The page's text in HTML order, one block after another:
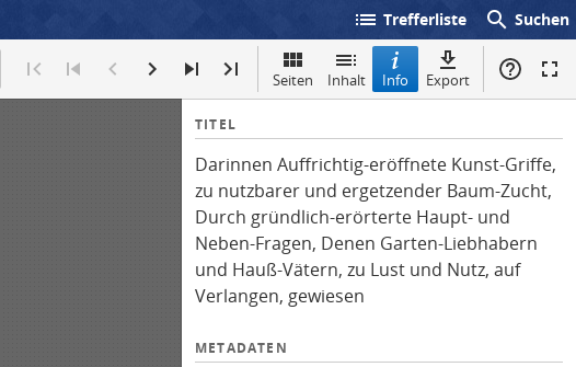
list Trefferliste search Suchen
Seiten Inhalt Info Export
I
f
o
TITEL
Darinnen Auffrichtig-eröffnete Kunst-Griffe,
zu nutzbarer und ergetzender Baum-Zucht,
Durch gründlich-erörterte Haupt- und
Neben-Fragen, Denen Garten-Liebhabern
und Hauß-Vätern, zu Lust und Nutz, auf
Verlangen, gewiesen
METADATEN